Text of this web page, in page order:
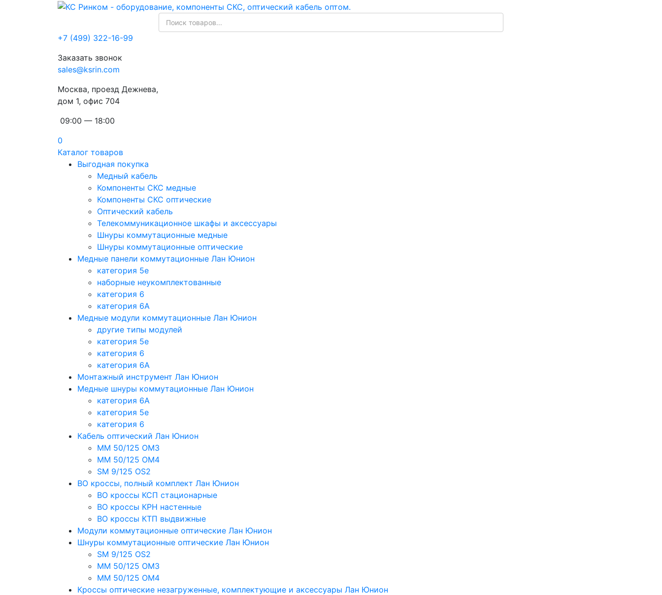
+7 (499) 322-16-99
Заказать звонок
sales@ksrin.com
Москва, проезд Дежнева,
дом 1, офис 704
09:00 — 18:00
0
Каталог товаров
Выгодная покупка
Медный кабель
Компоненты СКС медные
Компоненты СКС оптические
Оптический кабель
Телекоммуникационное шкафы и аксессуары
Шнуры коммутационные медные
Шнуры коммутационные оптические
Медные панели коммутационные Лан Юнион
категория 5e
наборные неукомплектованные
категория 6
категория 6A
Медные модули коммутационные Лан Юнион
другие типы модулей
категория 5е
категория 6
категория 6A
Монтажный инструмент Лан Юнион
Медные шнуры коммутационные Лан Юнион
категория 6A
категория 5e
категория 6
Кабель оптический Лан Юнион
MM 50/125 OM3
MM 50/125 OM4
SM 9/125 OS2
ВО кроссы, полный комплект Лан Юнион
ВО кроссы КСП стационарные
ВО кроссы КРН настенные
ВО кроссы КТП выдвижные
Модули коммутационные оптические Лан Юнион
Шнуры коммутационные оптические Лан Юнион
SM 9/125 OS2
MM 50/125 OM3
MM 50/125 OM4
Кроссы оптические незагруженные, комплектующие и аксессуары Лан Юнион